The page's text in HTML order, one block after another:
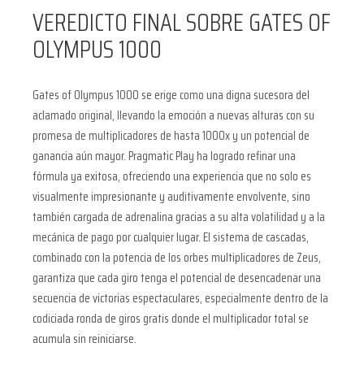
VEREDICTO FINAL SOBRE GATES OF
OLYMPUS 1000
Gates of Olympus 1000 se erige como una digna sucesora del
aclamado original, llevando la emoción a nuevas alturas con su
promesa de multiplicadores de hasta 1000x y un potencial de
ganancia aún mayor. Pragmatic Play ha logrado refinar una
fórmula ya exitosa, ofreciendo una experiencia que no solo es
visualmente impresionante y auditivamente envolvente, sino
también cargada de adrenalina gracias a su alta volatilidad y a la
mecánica de pago por cualquier lugar. El sistema de cascadas,
combinado con la potencia de los orbes multiplicadores de Zeus,
garantiza que cada giro tenga el potencial de desencadenar una
secuencia de victorias espectaculares, especialmente dentro de la
codiciada ronda de giros gratis donde el multiplicador total se
acumula sin reiniciarse.